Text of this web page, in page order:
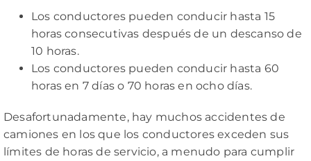
Los conductores pueden conducir hasta 15
horas consecutivas después de un descanso de
10 horas.
Los conductores pueden conducir hasta 60
horas en 7 días o 70 horas en ocho días.
Desafortunadamente, hay muchos accidentes de
camiones en los que los conductores exceden sus
límites de horas de servicio, a menudo para cumplir